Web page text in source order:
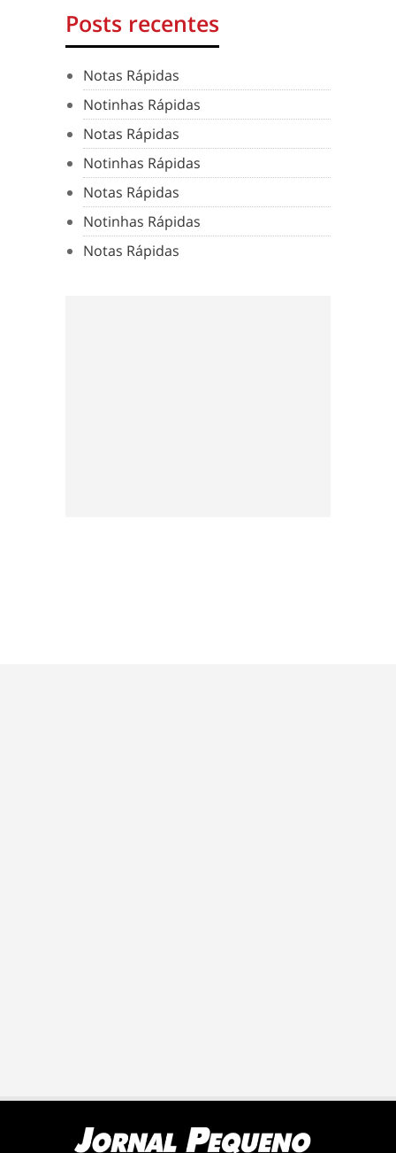
Posts recentes
Notas Rápidas
Notinhas Rápidas
Notas Rápidas
Notinhas Rápidas
Notas Rápidas
Notinhas Rápidas
Notas Rápidas